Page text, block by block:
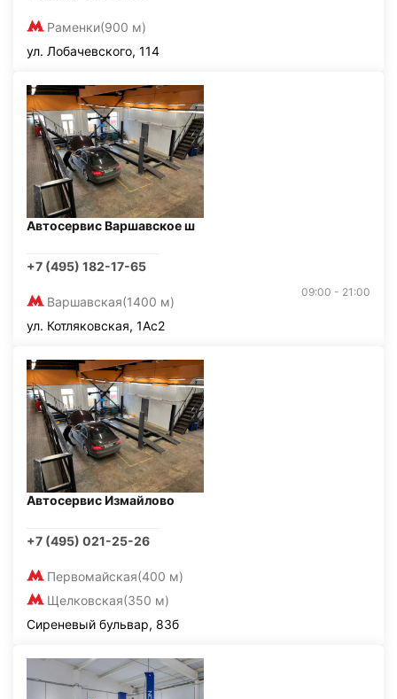
Раменки(900 м)
ул. Лобачевского, 114
Автосервис Варшавское ш
+7 (495) 182-17-65
Варшавская(1400 м)
09:00 - 21:00
ул. Котляковская, 1Ас2
Автосервис Измайлово
+7 (495) 021-25-26
Первомайская(400 м)
Щелковская(350 м)
Сиреневый бульвар, 83б